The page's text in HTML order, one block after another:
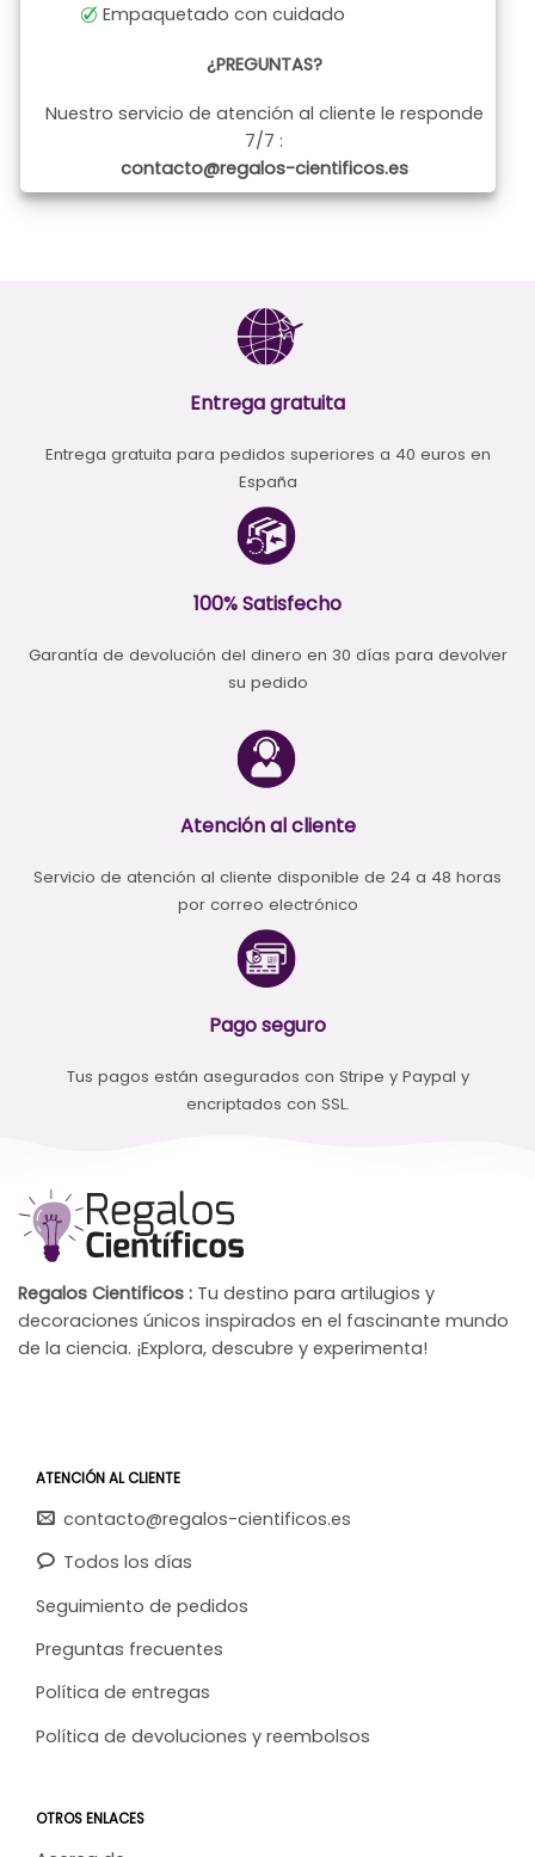
Empaquetado con cuidado
¿PREGUNTAS?
Nuestro servicio de atención al cliente le responde
7/7 :
contacto@regalos-cientificos.es
Entrega gratuita
Entrega gratuita para pedidos superiores a 40 euros en
España
100% Satisfecho
Garantía de devolución del dinero en 30 días para devolver
su pedido
Atención al cliente
Servicio de atención al cliente disponible de 24 a 48 horas
por correo electrónico
Pago seguro
Tus pagos están asegurados con Stripe y Paypal y
encriptados con SSL.
Regalos Cientificos : Tu destino para artilugios y
decoraciones únicos inspirados en el fascinante mundo
de la ciencia. ¡Explora, descubre y experimenta!
ATENCIÓN AL CLIENTE
contacto@regalos-cientificos.es
Todos los días
Seguimiento de pedidos
Preguntas frecuentes
Política de entregas
Política de devoluciones y reembolsos
OTROS ENLACES